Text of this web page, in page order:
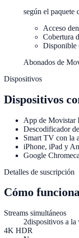
según el paquete
Acceso
Cobertura
Disponible
Abonados de
Dispositivos
Dispositivos
App de Movistar
Descodificador
Smart TV con la
iPhone, iPad y
Google
Detalles de suscripción
Cómo
Streams simultáneos
2dispositivos a la
4K HDR